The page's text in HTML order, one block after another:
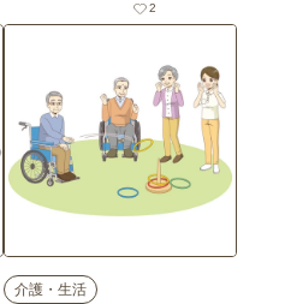
2
介護・生活